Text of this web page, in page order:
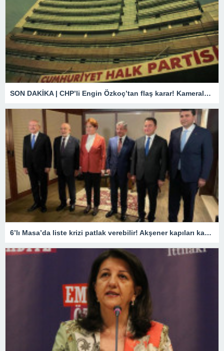
SON DAKİKA | CHP’li Engin Özkoç’tan flaş karar! Kameralar karşısında ‘Son toplantım’ diyerek duyurdu
6’lı Masa’da liste krizi patlak verebilir! Akşener kapıları kapattı, Kılıçdaroğlu ise tek partiye sıcak bakıyor